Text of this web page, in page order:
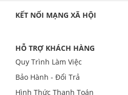
KẾT NỐI MẠNG XÃ HỘI
HỖ TRỢ KHÁCH HÀNG
Quy Trình Làm Việc
Bảo Hành - Đổi Trả
Hình Thức Thanh Toán